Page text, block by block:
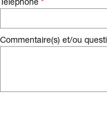
Commentaire(s) et/ou